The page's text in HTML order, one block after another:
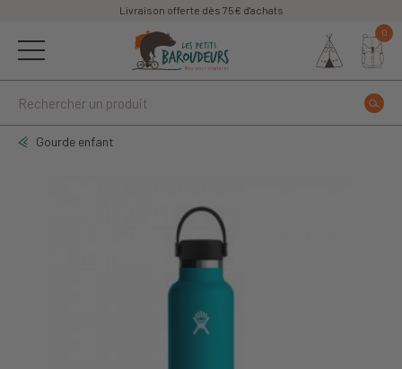
Livraison offerte dès 75€ d'achats
0
Gourde enfant